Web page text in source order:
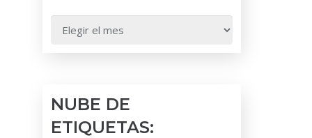
NUBE DE
ETIQUETAS: